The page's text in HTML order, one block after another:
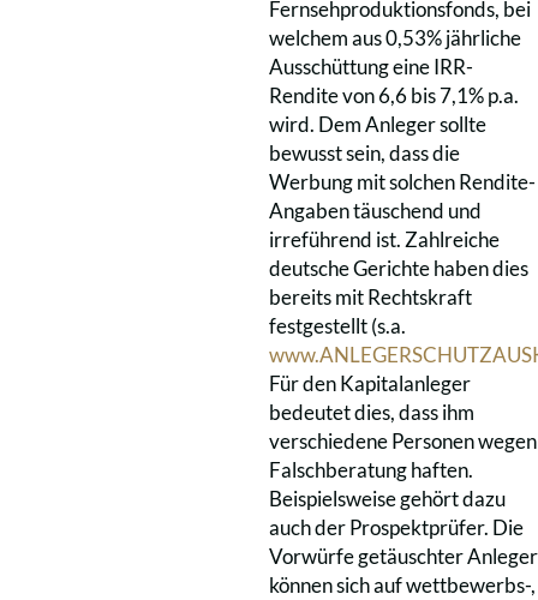
Fernsehproduktionsfonds, bei
welchem aus 0,53% jährliche
Ausschüttung eine IRR-
Rendite von 6,6 bis 7,1% p.a.
wird. Dem Anleger sollte
bewusst sein, dass die
Werbung mit solchen Rendite-
Angaben täuschend und
irreführend ist. Zahlreiche
deutsche Gerichte haben dies
bereits mit Rechtskraft
festgestellt (s.a.
Für den Kapitalanleger
bedeutet dies, dass ihm
verschiedene Personen wegen
Falschberatung haften.
Beispielsweise gehört dazu
auch der Prospektprüfer. Die
Vorwürfe getäuschter Anleger
können sich auf wettbewerbs-,